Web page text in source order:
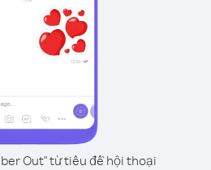
Out" từ tiêu đề hội thoại